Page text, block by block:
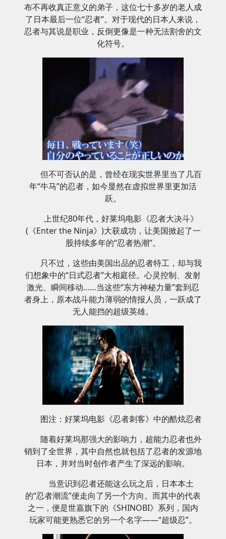
布不再收真正意义的弟子，这位七十多岁的老人成
了日本最后一位“忍者”。对于现代的日本人来说，
忍者与其说是职业，反倒更像是一种无法割舍的文
化符号。
但不可否认的是，曾经在现实世界里当了几百
年“牛马”的忍者，如今显然在虚拟世界里更加活
跃。
上世纪80年代，好莱坞电影《忍者大决斗》
(《Enter the Ninja》)大获成功，让美国掀起了一
股持续多年的“忍者热潮”。
只不过，这些由美国出品的忍者特工，却与我
们想象中的“日式忍者”大相庭径。心灵控制、发射
激光、瞬间移动……当这些“东方神秘力量”套到忍
者身上，原本战斗能力薄弱的情报人员，一跃成了
无人能挡的超级英雄。
图注：好莱坞电影《忍者刺客》中的酷炫忍者
随着好莱坞那强大的影响力，超能力忍者也外
销到了全世界，其中自然也就包括了忍者的发源地
日本，并对当时创作者产生了深远的影响。
当意识到忍者还能这么玩之后，日本本土
的“忍者潮流”便走向了另一个方向。而其中的代表
之一，便是世嘉旗下的《SHINOBI》系列，国内
玩家可能更熟悉它的另一个名字——“超级忍”。